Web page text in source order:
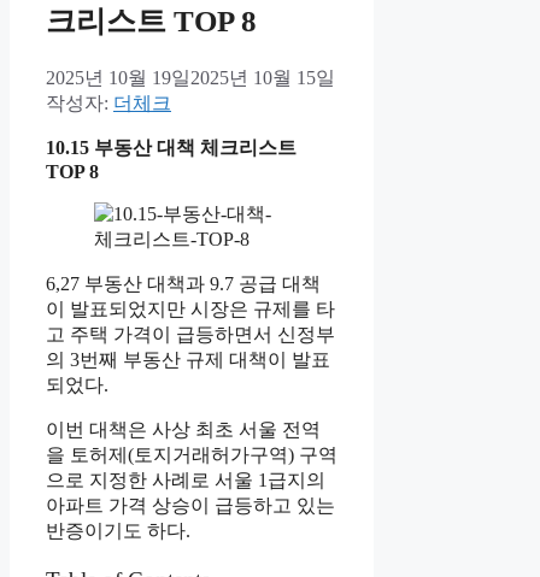
크리스트 TOP 8
2025년 10월 19일2025년 10월 15일
작성자: 더체크
10.15 부동산 대책 체크리스트
TOP 8
6,27 부동산 대책과 9.7 공급 대책
이 발표되었지만 시장은 규제를 타
고 주택 가격이 급등하면서 신정부
의 3번째 부동산 규제 대책이 발표
되었다.
이번 대책은 사상 최초 서울 전역
을 토허제(토지거래허가구역) 구역
으로 지정한 사례로 서울 1급지의
아파트 가격 상승이 급등하고 있는
반증이기도 하다.